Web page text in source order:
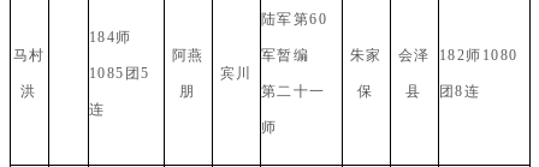
马村
洪
184师
1085团5
连
阿燕
朋
宾川
陆军第60
军暂编
第二十一
师
朱家
保
会泽
县
182师1080
团8连